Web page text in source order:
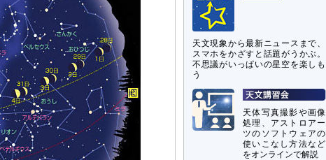
天文現象から最新ニュースまで、
スマホをかざすと話題がうかぶ。
不思議がいっぱいの星空を楽しも
う
天体写真撮影や画像
処理、アストロアー
ツのソフトウェアの
使いこなし方法など
をオンラインで解説